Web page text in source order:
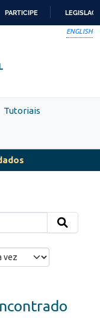
PARTICIPE
ENGLISH
Tutoriais